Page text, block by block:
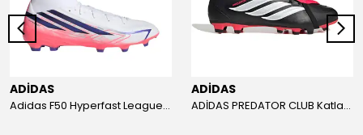
ADİDAS
Adidas F50 Hyperfast League Mid Erkek Krampon (IH7090)
ADİDAS
ADİDAS PREDATOR CLUB Katlanır Dilli Çim Saha/Çoklu Zemin Kramponu JR3330